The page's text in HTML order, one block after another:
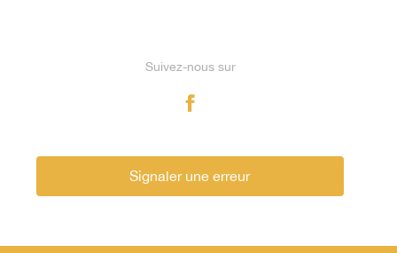
Suivez-nous sur
Signaler une erreur